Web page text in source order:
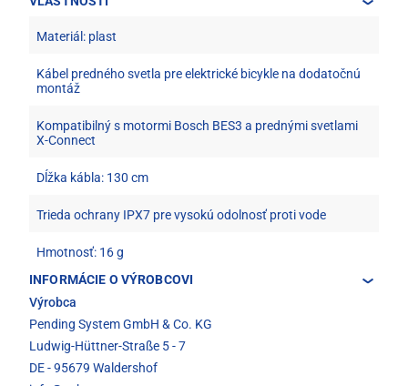
Materiál: plast
Kábel predného svetla pre elektrické bicykle na dodatočnú
montáž
Kompatibilný s motormi Bosch BES3 a prednými svetlami
X-Connect
Dĺžka kábla: 130 cm
Trieda ochrany IPX7 pre vysokú odolnosť proti vode
Hmotnosť: 16 g
INFORMÁCIE O VÝROBCOVI
Výrobca
Pending System GmbH & Co. KG
Ludwig-Hüttner-Straße 5 - 7
DE - 95679 Waldershof